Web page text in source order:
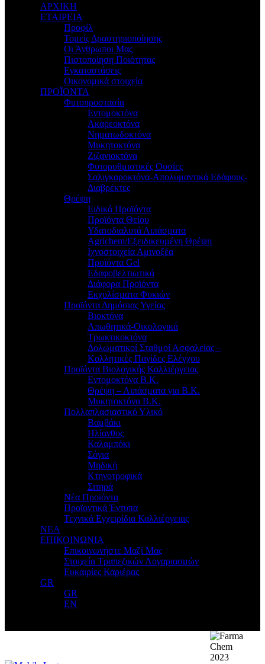
ΑΡΧΙΚΗ
ΕΤΑΙΡΕΙΑ
Προφίλ
Τομείς Δραστηριοποίησης
Οι Άνθρωποι Μας
Πιστοποίηση Ποιότητας
Εγκαταστάσεις
Οικονομικά στοιχεία
ΠΡΟΪΟΝΤΑ
Φυτοπροστασία
Εντομοκτόνα
Ακαρεοκτόνα
Νηματωδοκτόνα
Μυκητοκτόνα
Ζιζανιοκτόνα
Φυτορυθμιστικές Ουσίες
Σαλιγκαροκτόνα-Απολυμαντικά Εδάφους-
Διαβρέκτες
Θρέψη
Ειδικά Προϊόντα
Προϊόντα Θείου
Υδατοδιαλυτά Λιπάσματα
Agrichem/Εξειδικευμένη Θρέψη
Ιχνοστοιχεία Αμινοξέα
Προϊόντα Gel
Εδαφοβελτιωτικά
Διάφορα Προϊόντα
Εκχυλίσματα Φυκιών
Προϊόντα Δημόσιας Υγείας
Βιοκτόνα
Απωθητικά-Οικολογικά
Τρωκτικοκτόνα
Δολωματικοί Σταθμοί Ασφαλείας –
Κολλητικές Παγίδες Ελέγχου
Προϊόντα Βιολογικής Καλλιέργειας
Εντομοκτόνα Β.Κ.
Θρέψη – Λιπάσματα για Β.Κ.
Μυκητοκτόνα Β.Κ.
Πολλαπλασιαστικό Υλικό
Βαμβάκι
Ηλίανθος
Καλαμπόκι
Σόγια
Μηδική
Κτηνοτροφικά
Σιτηρά
Νέα Προϊόντα
Προϊοντικά Έντυπα
Τεχνικά Εγχειρίδια Καλλιέργειας
ΝΕΑ
ΕΠΙΚΟΙΝΩΝΙΑ
Επικοινωνήστε Μαζί Μας
Στοιχεία Τραπεζικών Λογαριασμών
Ευκαιρίες Καριέρας
GR
GR
EN